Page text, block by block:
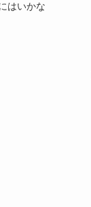
はいかな